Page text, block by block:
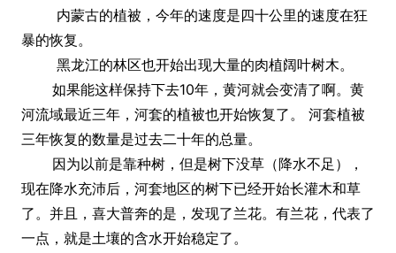
内蒙古的植被，今年的速度是四十公里的速度在狂
暴的恢复。
黑龙江的林区也开始出现大量的肉植阔叶树木。
如果能这样保持下去10年，黄河就会变清了啊。黄
河流域最近三年，河套的植被也开始恢复了。 河套植被
三年恢复的数量是过去二十年的总量。
因为以前是靠种树，但是树下没草（降水不足），
现在降水充沛后，河套地区的树下已经开始长灌木和草
了。并且，喜大普奔的是，发现了兰花。有兰花，代表了
一点，就是土壤的含水开始稳定了。